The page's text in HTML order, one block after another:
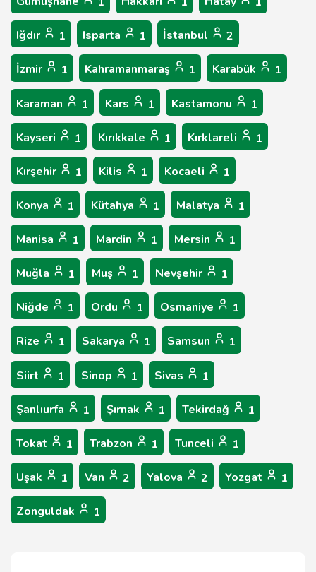
Iğdır 1 Isparta 1 İstanbul 2
İzmir 1 Kahramanmaraş 1 Karabük 1
Karaman 1 Kars 1 Kastamonu 1
Kayseri 1 Kırıkkale 1 Kırklareli 1
Kırşehir 1 Kilis 1 Kocaeli 1
Konya 1 Kütahya 1 Malatya 1
Manisa 1 Mardin 1 Mersin 1
Muğla 1 Muş 1 Nevşehir 1
Niğde 1 Ordu 1 Osmaniye 1
Rize 1 Sakarya 1 Samsun 1
Siirt 1 Sinop 1 Sivas 1
Şanlıurfa 1 Şırnak 1 Tekirdağ 1
Tokat 1 Trabzon 1 Tunceli 1
Uşak 1 Van 2 Yalova 2 Yozgat 1
Zonguldak 1